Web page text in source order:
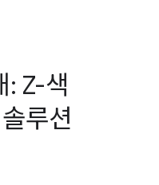
: Z-색
루션